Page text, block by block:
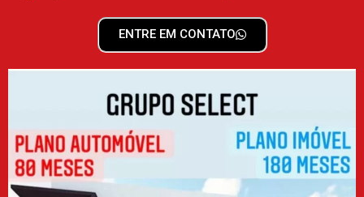
ENTRE EM CONTATO